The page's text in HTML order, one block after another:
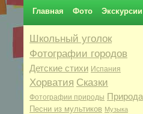
Главная Фото Экскурсии
Школьный уголок
Фотографии городов
Детские стихи Испания
Хорватия Сказки
Фотографии природы Природа
Песни из мультиков Музыка